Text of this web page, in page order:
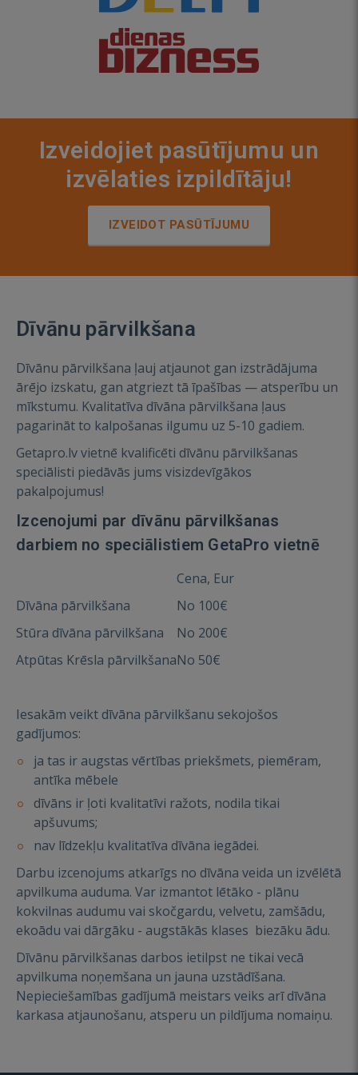
Izveidojiet pasūtījumu un
izvēlaties izpildītāju!
IZVEIDOT PASŪTĪJUMU
Dīvānu pārvilkšana
Dīvānu pārvilkšana ļauj atjaunot gan izstrādājuma
ārējo izskatu, gan atgriezt tā īpašības — atsperību un
mīkstumu. Kvalitatīva dīvāna pārvilkšana ļaus
pagarināt to kalpošanas ilgumu uz 5-10 gadiem.
Getapro.lv vietnē kvalificēti dīvānu pārvilkšanas
speciālisti piedāvās jums visizdevīgākos
pakalpojumus!
Izcenojumi par dīvānu pārvilkšanas
darbiem no speciālistiem GetaPro vietnē
Cena, Eur
Dīvāna pārvilkšana
No 100€
Stūra dīvāna pārvilkšana
No 200€
Atpūtas Krēsla pārvilkšanaNo 50€
Iesakām veikt dīvāna pārvilkšanu sekojošos
gadījumos:
ja tas ir augstas vērtības priekšmets, piemēram,
antīka mēbele
dīvāns ir ļoti kvalitatīvi ražots, nodila tikai
apšuvums;
nav līdzekļu kvalitatīva dīvāna iegādei.
Darbu izcenojums atkarīgs no dīvāna veida un izvēlētā
apvilkuma auduma. Var izmantot lētāko - plānu
kokvilnas audumu vai skočgardu, velvetu, zamšādu,
ekoādu vai dārgāku - augstākās klases biezāku ādu.
Dīvānu pārvilkšanas darbos ietilpst ne tikai vecā
apvilkuma noņemšana un jauna uzstādīšana.
Nepieciešamības gadījumā meistars veiks arī dīvāna
karkasa atjaunošanu, atsperu un pildījuma nomaiņu.